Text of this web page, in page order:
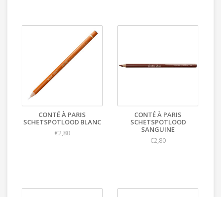
CONTÉ À PARIS
SCHETSPOTLOOD BLANC
€2,80
CONTÉ À PARIS
SCHETSPOTLOOD
SANGUINE
€2,80